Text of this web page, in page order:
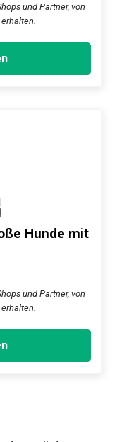
und Partner, von
Hunde mit
und Partner, von